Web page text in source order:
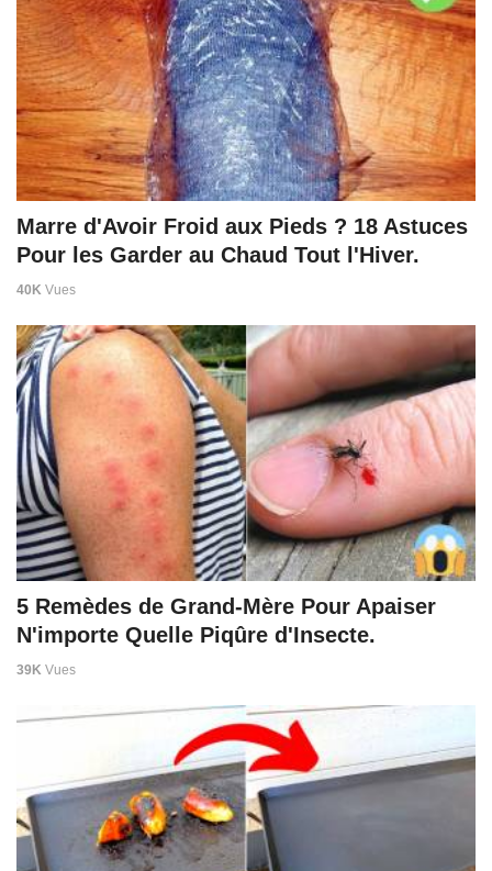
Marre d'Avoir Froid aux Pieds ? 18 Astuces
Pour les Garder au Chaud Tout l'Hiver.
40K Vues
5 Remèdes de Grand-Mère Pour Apaiser
N'importe Quelle Piqûre d'Insecte.
39K Vues